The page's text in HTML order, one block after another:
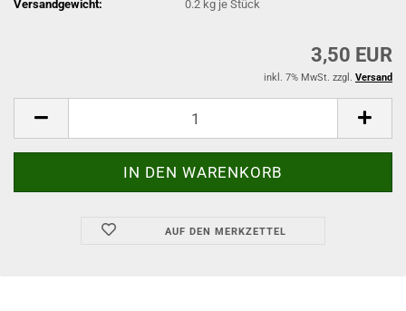
Versandgewicht: 0.2 kg je Stück
3,50 EUR
inkl. 7% MwSt. zzgl. Versand
AUF DEN MERKZETTEL